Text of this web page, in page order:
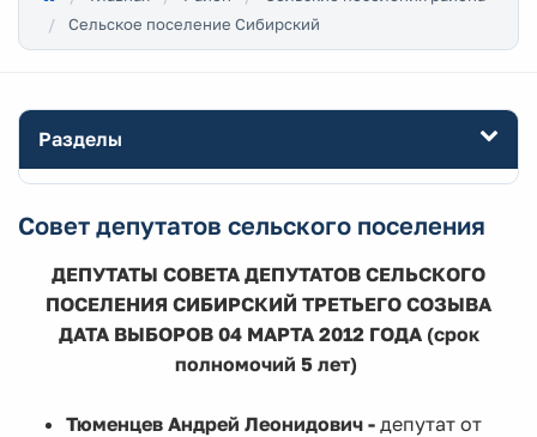
Сельское поселение Сибирский
Разделы
Совет депутатов сельского поселения
ДЕПУТАТЫ СОВЕТА ДЕПУТАТОВ СЕЛЬСКОГО
ПОСЕЛЕНИЯ СИБИРСКИЙ ТРЕТЬЕГО СОЗЫВА
ДАТА ВЫБОРОВ 04 МАРТА 2012 ГОДА (срок
полномочий 5 лет)
Тюменцев Андрей Леонидович - депутат от